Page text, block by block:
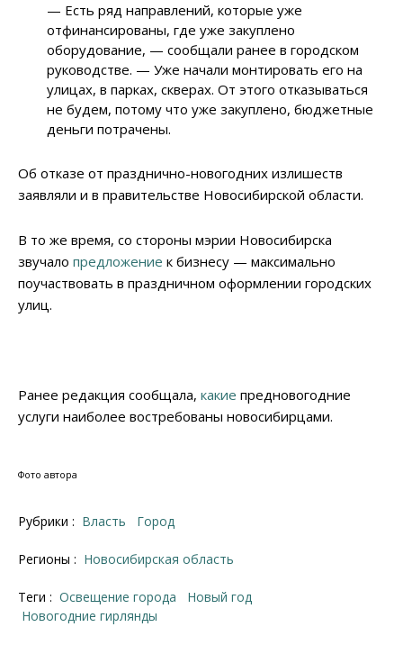
— Есть ряд направлений, которые уже
отфинансированы, где уже закуплено
оборудование, — сообщали ранее в городском
руководстве. —Уже начали монтировать его на
улицах, в парках, скверах. От этого отказываться
не будем, потому что уже закуплено, бюджетные
деньги потрачены.
Об отказе от празднично-новогодних излишеств
заявляли и в правительстве Новосибирской области.
В то же время, со стороны мэрии Новосибирска
звучало предложение к бизнесу — максимально
поучаствовать в праздничном оформлении городских
улиц.
Ранее редакция сообщала, какие предновогодние
услуги наиболее востребованы новосибирцами.
Фото автора
Рубрики : Власть Город
Регионы : Новосибирская область
Теги : освещение города
Новый год
новогодние гирлянды